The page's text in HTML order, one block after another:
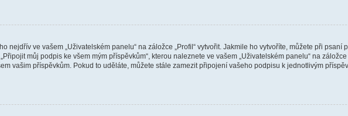
nejdřív ve vašem „Uživatelském panelu“ na záložce „Profil“ vytvořit. Jakmile ho vytvoříte, můžete při psaní
můj podpis ke všem mým příspěvkům“, kterou naleznete ve vašem „Uživatelském panelu“ na
vašim příspěvkům. Pokud to uděláte, můžete stále zamezit připojení vašeho podpisu k jednotlivým